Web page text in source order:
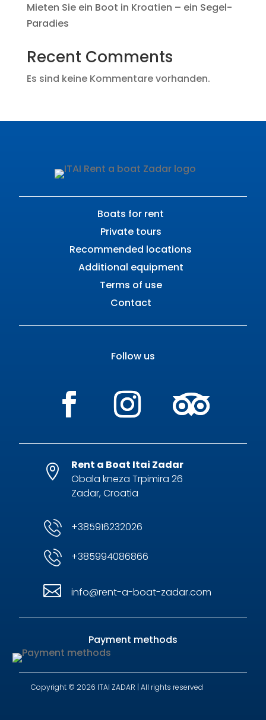
Mieten Sie ein Boot in Kroatien – ein Segel-
Paradies
Recent Comments
Es sind keine Kommentare vorhanden.
Boats for rent
Private tours
Recommended locations
Additional equipment
Terms of use
Contact
Follow us

Rent a Boat Itai Zadar
Obala kneza Trpimira 26
Zadar, Croatia
+385916232026
+385994086866
 info@rent-a-boat-zadar.com
Payment methods
Copyright © 2026 ITAI ZADAR | All rights reserved